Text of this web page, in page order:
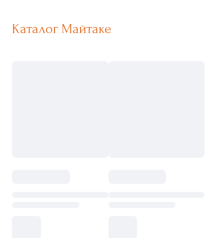
Каталог Майтаке